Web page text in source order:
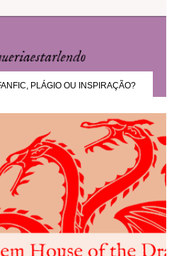
PLÁGIO OU INSPIRAÇÃO?